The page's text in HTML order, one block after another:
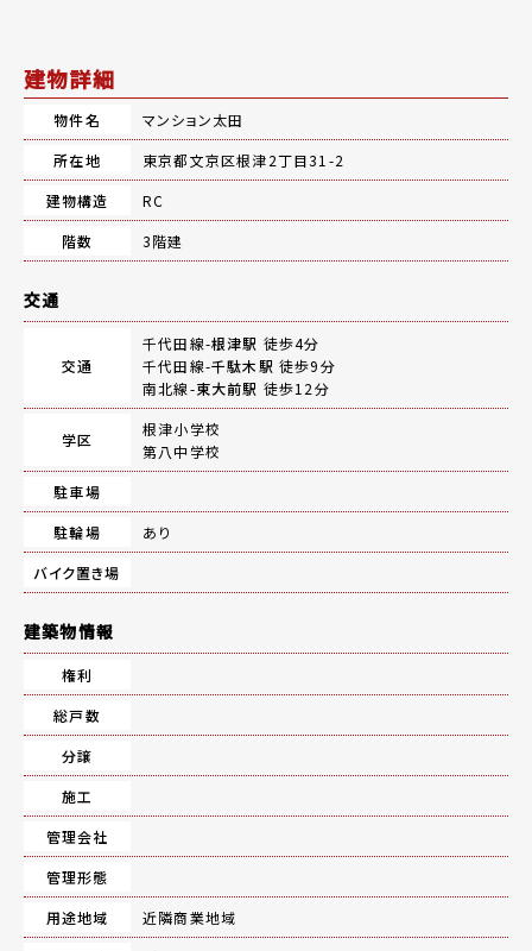
建物詳細
物件名
マンション太田
所在地
東京都文京区根津2丁目31-2
建物構造
RC
階数
3階建
交通
交通
千代田線-根津駅 徒歩4分
千代田線-千駄木駅 徒歩9分
南北線-東大前駅 徒歩12分
学区
根津小学校
第八中学校
駐車場
駐輪場
あり
バイク置き場
建築物情報
権利
総戸数
分譲
施工
管理会社
管理形態
用途地域
近隣商業地域